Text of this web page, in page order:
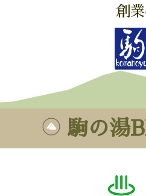
創
駒の湯